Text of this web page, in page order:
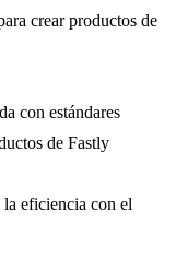
crear productos de
con estándares
de Fastly
eficiencia con el